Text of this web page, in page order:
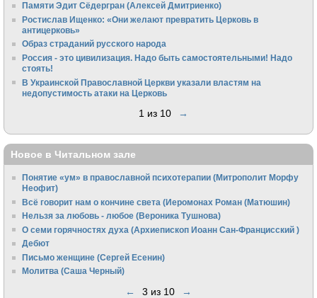
Памяти Эдит Сёдергран (Алексей Дмитриенко)
Ростислав Ищенко: «Они желают превратить Церковь в
антицерковь»
Образ страданий русского народа
Россия - это цивилизация. Надо быть самостоятельными! Надо
стоять!
В Украинской Православной Церкви указали властям на
недопустимость атаки на Церковь
1 из 10 →
Новое в Читальном зале
Понятие «ум» в православной психотерапии (Митрополит Морфу
Неофит)
Всё говорит нам о кончине света (Иеромонах Роман (Матюшин)
Нельзя за любовь - любое (Вероника Тушнова)
О семи горячностях духа (Архиепископ Иоанн Сан-Францисский )
Дебют
Письмо женщине (Сергей Есенин)
Молитва (Саша Черный)
← 3 из 10 →